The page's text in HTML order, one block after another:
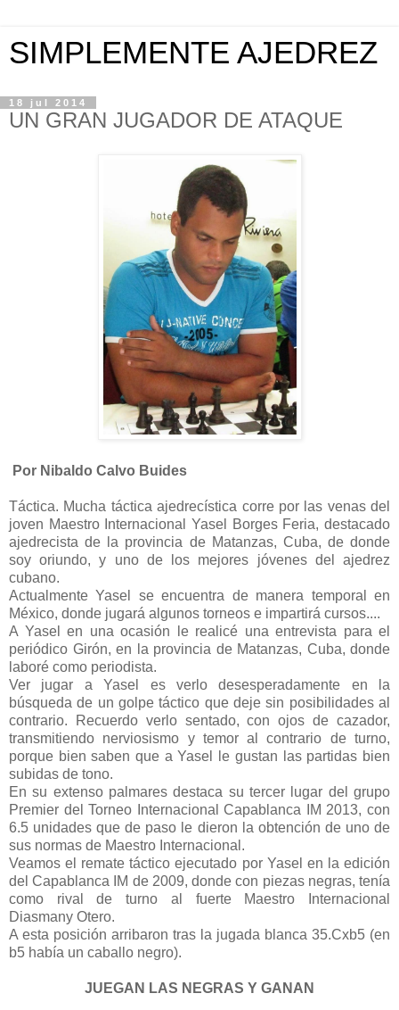
SIMPLEMENTE AJEDREZ
18 jul 2014
UN GRAN JUGADOR DE ATAQUE
Por Nibaldo Calvo Buides
Táctica. Mucha táctica ajedrecística corre por las venas del
joven Maestro Internacional Yasel Borges Feria, destacado
ajedrecista de la provincia de Matanzas, Cuba, de donde
soy oriundo, y uno de los mejores jóvenes del ajedrez
cubano.
Actualmente Yasel se encuentra de manera temporal en
México, donde jugará algunos torneos e impartirá cursos....
A Yasel en una ocasión le realicé una entrevista para el
periódico Girón, en la provincia de Matanzas, Cuba, donde
laboré como periodista.
Ver jugar a Yasel es verlo desesperadamente en la
búsqueda de un golpe táctico que deje sin posibilidades al
contrario. Recuerdo verlo sentado, con ojos de cazador,
transmitiendo nerviosismo y temor al contrario de turno,
porque bien saben que a Yasel le gustan las partidas bien
subidas de tono.
En su extenso palmares destaca su tercer lugar del grupo
Premier del Torneo Internacional Capablanca IM 2013, con
6.5 unidades que de paso le dieron la obtención de uno de
sus normas de Maestro Internacional.
Veamos el remate táctico ejecutado por Yasel en la edición
del Capablanca IM de 2009, donde con piezas negras, tenía
como rival de turno al fuerte Maestro Internacional
Diasmany Otero.
A esta posición arribaron tras la jugada blanca 35.Cxb5 (en
b5 había un caballo negro).
JUEGAN LAS NEGRAS Y GANAN